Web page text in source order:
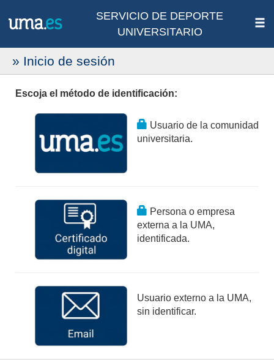
SERVICIO DE DEPORTE
UNIVERSITARIO
» Inicio de sesión
Escoja el método de identificación:
Usuario de la comunidad
universitaria.
Persona o empresa
externa a la UMA,
identificada.
Usuario externo a la UMA,
sin identificar.